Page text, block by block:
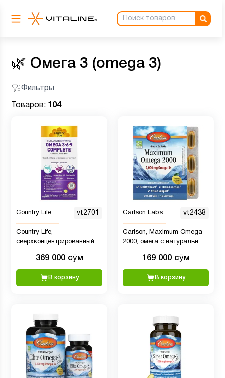
🌿 Омега 3 (omega 3)
Фильтры
Товаров: 104
Country Life vt2701
Country Life,
сверхконцентрированный
6-9, со вкусом
натурального лимона, 90
369 000 сӯм
В корзину
Carlson Labs vt2438
Carlson, Maximum Omega
2000, омега с натуральным
капсул (1000 мг в 1
капсуле)
169 000 сӯм
В корзину